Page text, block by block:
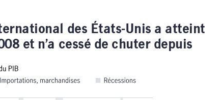
des États-Unis a atteint
et n’a cessé de chuter depuis